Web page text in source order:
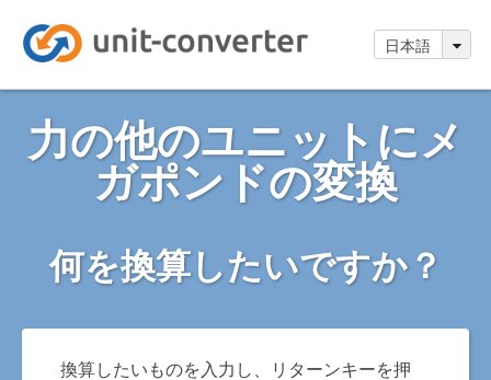
日本語
力の他のユニットにメ
ガポンドの変換
何を換算したいですか？
換算したいものを入力し、リターンキーを押